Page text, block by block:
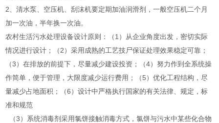
2、清水泵、空压机、刮沫机要定期加油润滑剂，一般空压机二个月
加一次油，半年换一次油。
农村生活污水处理设备设计原则：（1）从企业角度出发，密切实际
情况进行设计；（2）采用成熟的工艺技尸保证处理效果稳定可靠；
（3）在排放的前提下，尽量减少建设投资；（4）努力作到全系统操
作简单，便于管理，大限度减少运行费用；（5）优化工程结构，尽
量减少占地面积；（6）设计中严格执行国家的有关法律、规定，标
准和规范
（3）系统消毒剂采用氯饼接触消毒方式，氯饼与污水中某些化合物